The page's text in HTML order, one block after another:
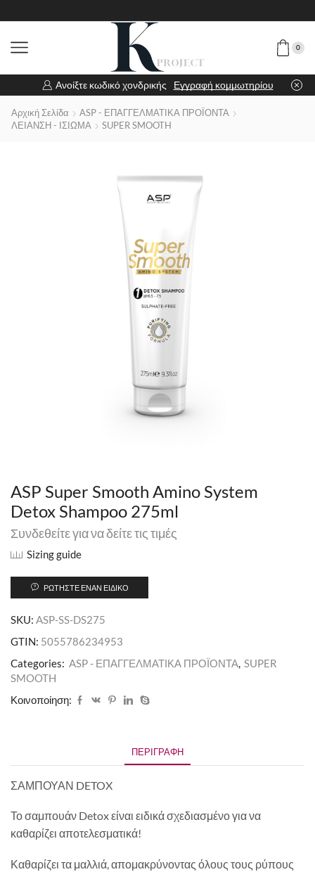
0
Ανοίξτε κωδικό χονδρικής Εγγραφή κομμωτηρίου
Αρχική Σελίδα
ASP - ΕΠΑΓΓΕΛΜΑΤΙΚΑ ΠΡΟΪΟΝΤΑ
ΛΕΙΑΝΣΗ - ΙΣΙΩΜΑ
SUPER SMOOTH
ASP Super Smooth Amino System
Detox Shampoo 275ml
Συνδεθείτε για να δείτε τις τιμές
Sizing guide
ΡΩΤΉΣΤΕ ΈΝΑΝ ΕΙΔΙΚΌ
SKU: ASP-SS-DS275
GTIN: 5055786234953
Categories: ASP - ΕΠΑΓΓΕΛΜΑΤΙΚΑ ΠΡΟΪΟΝΤΑ, SUPER
SMOOTH
Κοινοποίηση:
ΠΕΡΙΓΡΑΦΉ
ΣΑΜΠΟΥΑΝ DETOX
Το σαμπουάν Detox είναι ειδικά σχεδιασμένο για να
καθαρίζει αποτελεσματικά!
Καθαρίζει τα μαλλιά, απομακρύνοντας όλους τους ρύπους